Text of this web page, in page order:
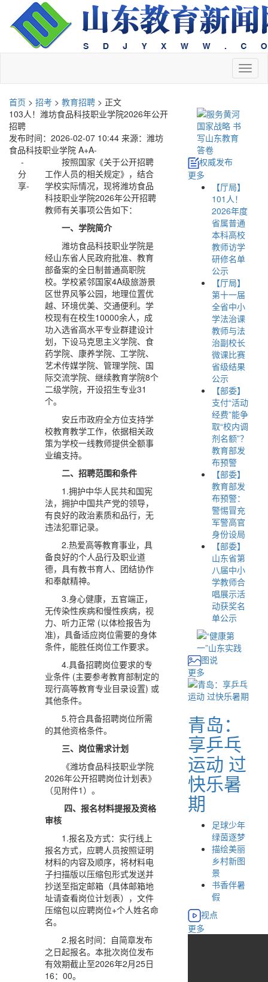
切
换
首页 > 招考 > 教育招聘 > 正文
103人！潍坊食品科技职业学院2026年公开
招聘
发布时间：2026-02-07 10:44 来源：潍坊
食品科技职业学院 A+A-
-
分
享-
按照国家《关于公开招聘
工作人员的相关规定》，结合
学校实际情况，现将潍坊食品
科技职业学院2026年公开招聘
教师有关事项公告如下：
一、学院简介
潍坊食品科技职业学院是
经山东省人民政府批准、教育
部备案的全日制普通高职院
校。学校紧邻国家4A级旅游景
区世界风筝公园，地理位置优
越、环境优美、交通便利。学
校现有在校生10000余人，成
功入选省高水平专业群建设计
划，下设马克思主义学院、食
药学院、康养学院、工学院、
艺术传媒学院、管理学院、国
际交流学院、继续教育学院8个
二级学院，开设招生专业31
个。
安丘市政府全方位支持学
校教育教学工作，依据相关政
策为学校一线教师提供全额事
业编支持。
二、招聘范围和条件
1.拥护中华人民共和国宪
法，拥护中国共产党的领导，
有良好的政治素质和品行，无
违法犯罪记录。
2.热爱高等教育事业，具
备良好的个人品行及职业道
德，具有教书育人、团结协作
和奉献精神。
3.身心健康，五官端正，
无传染性疾病和慢性疾病，视
力、听力正常 (以体检报告为
准)，具备适应岗位需要的身体
条件，能胜任岗位工作要求。
4.具备招聘岗位要求的专
业条件 (主要参考教育部制定的
现行高等教育专业目录设置) 或
其他条件。
5.符合具备招聘岗位所需
的其他资格条件。
三、岗位需求计划
《潍坊食品科技职业学院
2026年公开招聘岗位计划表》
（见附件1）。
四、报名材料提报及资格
审核
1.报名及方式：实行线上
报名方式，应聘人员按照证明
材料的内容及顺序，将材料电
子扫描版以压缩包形式发送并
抄送至指定邮箱（具体邮箱地
址请查看岗位计划表），文件
压缩包以应聘岗位+个人姓名命
名。
2.报名时间：自简章发布
之日起报名。本批次岗位发布
有效期截止至2026年2月25日
16：00。
权威发布
更多
【厅局】
101人！
2026年度
省属普通
本科高校
教师访学
研修名单
公示
【厅局】
第十一届
全省中小
学法治课
教师与法
治副校长
微课比赛
省级结果
公示
【部委】
支付“活动
经费”能争
取“校内调
剂名额”？
教育部发
布预警
【部委】
教育部发
布预警：
警惕冒充
军警高官
身份设局
【部委】
山东省第
八届中小
学教师合
唱展示活
动获奖名
单公示
图说
更多
青岛：
享乒乓
运动 过
快乐暑
期
足球少年
绿茵逐梦
描绘美丽
乡村新图
景
书香伴暑
假
视点
更多